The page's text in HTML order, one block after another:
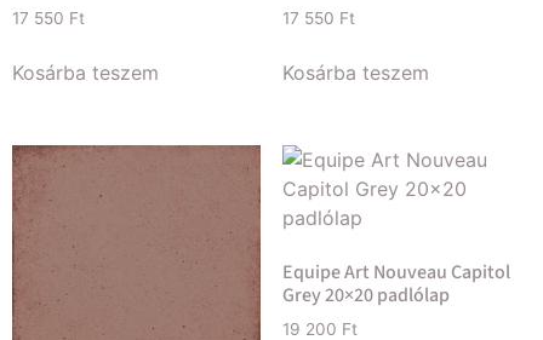
17 550 Ft
Kosárba teszem
17 550 Ft
Kosárba teszem
Equipe Art Nouveau Capitol
Grey 20×20 padlólap
19 200 Ft